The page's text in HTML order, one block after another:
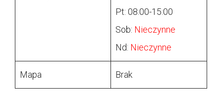
Pt: 08:00-15:00
Sob: Nieczynne
Nd: Nieczynne
Mapa Brak